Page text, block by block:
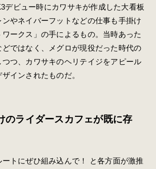
デビュー時にカワサキが作成した大看板
やネイバーフットなどの仕事も手掛け
ークス」の手によるもの。当時あった
ではなく、メグロが現役だった時代の
つ、カワサキのヘリテイジをアピール
インされたものだ。
のライダースカフェが既に存
トにぜひ組み込んで！ と各方面が激推